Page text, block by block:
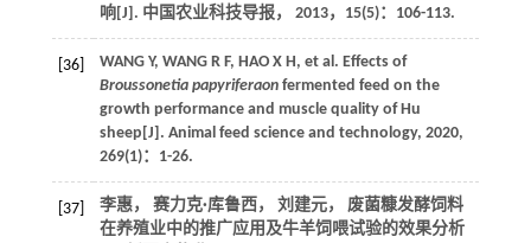
响[J]. 中国农业科技导报， 2013， 15(5)：106-113.
[36] WANG Y, WANG R F, HAO X H, et al. Effects of
Broussonetia papyriferaonfermented feed on the
growth performance and muscle quality of Hu
sheep[J]. Animal feed science and technology, 2020,
269(1)：1-26.
[37]
李惠， 赛力克·库鲁西， 刘建元， 废菌糠发酵饲料
在养殖业中的推广应用及牛羊饲喂试验的效果分析